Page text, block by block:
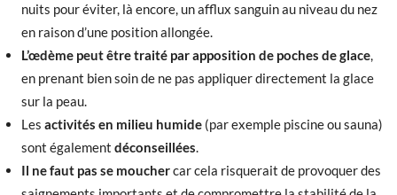
nuits pour éviter, là encore, un afflux sanguin au niveau du nez
en raison d’une position allongée.
L’œdème peut être traité par apposition de poches de glace,
en prenant bien soin de ne pas appliquer directement la glace
sur la peau.
Les activités en milieu humide(par exemple piscine ou sauna)
sont également déconseillées.
Il ne faut pas se mouchercar cela risquerait de provoquer des